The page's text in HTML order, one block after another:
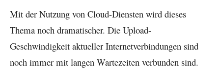
Mit der Nutzung von Cloud-Diensten wird dieses
Thema noch dramatischer. Die Upload-
Geschwindigkeit aktueller Internetverbindungen sind
noch immer mit langen Wartezeiten verbunden sind.